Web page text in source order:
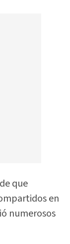
que
en
numerosos